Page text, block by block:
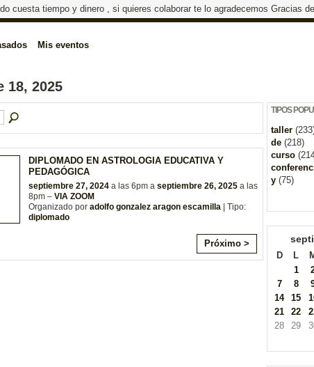
cuesta tiempo y dinero , si quieres colaborar te lo agradecemos Gracias
Mis eventos
18, 2025
DIPLOMADO EN ASTROLOGIA EDUCATIVA Y
PEDAGÓGICA
septiembre 27, 2024 a las 6pm a septiembre 26, 2025 a las
8pm – VIA ZOOM
Organizado por adolfo gonzalez aragon escamilla | Tipo:
diplomado
Próximo >
TIPOS
taller
de (218)
curso
y (75)
D L
1
7
8
14
15
21
22
28
29